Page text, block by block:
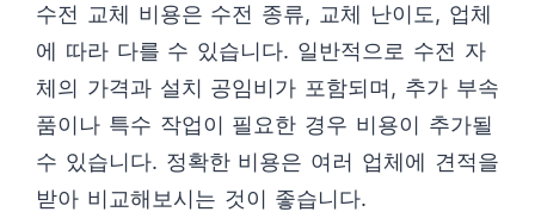
수전 교체 비용은 수전 종류, 교체 난이도, 업체
에 따라 다를 수 있습니다. 일반적으로 수전 자
체의 가격과 설치 공임비가 포함되며, 추가 부속
품이나 특수 작업이 필요한 경우 비용이 추가될
수 있습니다. 정확한 비용은 여러 업체에 견적을
받아 비교해보시는 것이 좋습니다.